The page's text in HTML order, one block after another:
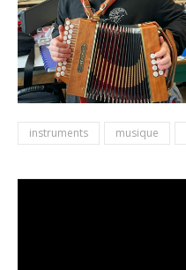
instruments musique